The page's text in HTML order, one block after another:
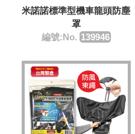
米諾諾標準型機車龍頭防塵
罩
編號:No. 139946